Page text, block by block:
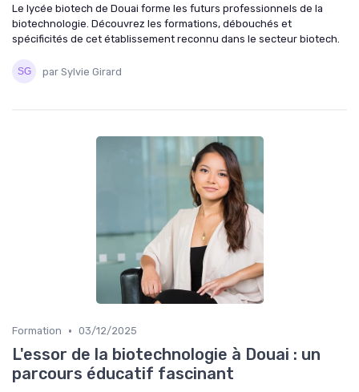
Le lycée biotech de Douai forme les futurs professionnels de la
biotechnologie. Découvrez les formations, débouchés et
spécificités de cet établissement reconnu dans le secteur biotech.
par Sylvie Girard
Formation • 03/12/2025
L'essor de la biotechnologie à Douai : un
parcours éducatif fascinant